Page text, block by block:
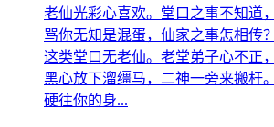
老仙光彩心喜欢。堂口之事不知道
骂你无知是混蛋，仙家之事怎相传
这类堂口无老仙。老堂弟子心不正
黑心放下溜缰马，二神一旁来搬杆
硬往你的身...